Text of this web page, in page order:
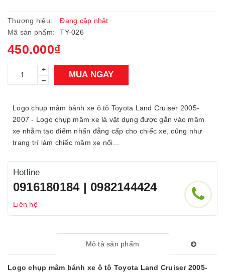
Thương hiệu:
Đang cập nhật
Mã sản phẩm:
TY-026
450.000₫
+
–
MUA NGAY
Logo chụp mâm bánh xe ô tô Toyota Land Cruiser 2005-
2007 - Logo chụp mâm xe là vật dụng được gắn vào mâm
xe nhằm tạo điểm nhấn đẳng cấp cho chiếc xe, cũng như
trang trí làm chiếc mâm xe nổi...
Hotline
0916180184 | 0982144424
Liên hệ
Mô tả sản phẩm
Logo chụp mâm bánh xe ô tô Toyota Land Cruiser 2005-